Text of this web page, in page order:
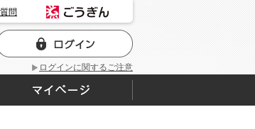
ログインに関するご注意
問